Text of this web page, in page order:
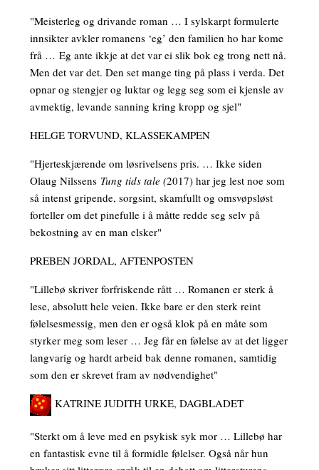
"Meisterleg og drivande roman … I sylskarpt formulerte
innsikter avkler romanens ‘eg’ den familien ho har kome
frå … Eg ante ikkje at det var ei slik bok eg trong nett nå.
Men det var det. Den set mange ting på plass i verda. Det
opnar og stengjer og luktar og legg seg som ei kjensle av
avmektig, levande sanning kring kropp og sjel"
HELGE TORVUND, KLASSEKAMPEN
"Hjerteskjærende om løsrivelsens pris. … Ikke siden
Olaug Nilssens Tung tids tale (2017) har jeg lest noe som
så intenst gripende, sorgsint, skamfullt og omsvøpsløst
forteller om det pinefulle i å måtte redde seg selv på
bekostning av en man elsker"
PREBEN JORDAL, AFTENPOSTEN
"Lillebø skriver forfriskende rått … Romanen er sterk å
lese, absolutt hele veien. Ikke bare er den sterk reint
følelsesmessig, men den er også klok på en måte som
styrker meg som leser … Jeg får en følelse av at det ligger
langvarig og hardt arbeid bak denne romanen, samtidig
som den er skrevet fram av nødvendighet"
KATRINE JUDITH URKE, DAGBLADET
"Sterkt om å leve med en psykisk syk mor … Lillebø har
en fantastisk evne til å formidle følelser. Også når hun